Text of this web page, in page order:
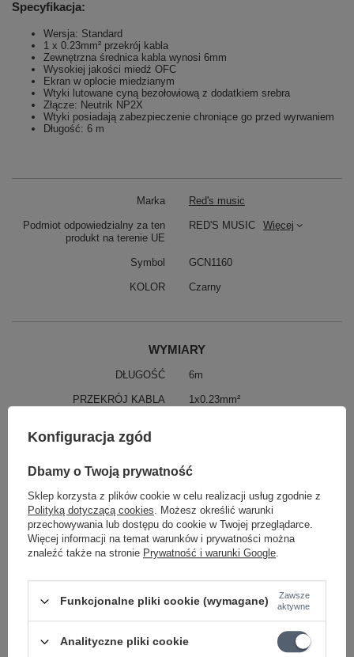
Specyfikacja:
Wersja: Standard
1 x 0.23mm² przekrój kabla
Zewnętrzna średnica kabla wynosi 6mm
Wysokiej jakości miedź OFC
Ekran w oplocie miedzianym
Wtyki lutowane cyną bezołowiową z dodatkiem srebra
Złącze: Neutrik NP2X
Wtyki posiadają zabezpieczenie chroniące go przed wyrwaniem
Długość: 6 m
Marka Red's music
Podmiot odpowiedzialny za ten
produkt na terenie UE
RED'S MUSIC Więcej
Symbol GCN1160
KOLOR Czarny
WYMIARY
DŁUGOŚĆ 6m
PRZEKRÓJ KABLA 1x0.23mm²
Parametry bezpieczeństwa Parametry bezpieczeństwa
Może potrzebujesz tego do gitary
Dunlop 6554 Lemon Oil Fretboard Preparat do
czyszczenia i konserwacji podstrunnicy
Najniższa cena z 30 dni przed obniżką: -3%
Konfiguracja zgód
Dbamy o Twoją prywatność
Sklep korzysta z plików cookie w celu realizacji usług zgodnie z
Polityką dotyczącą cookies. Możesz określić warunki
przechowywania lub dostępu do cookie w Twojej przeglądarce.
Więcej informacji na temat warunków i prywatności można
znaleźć także na stronie Prywatność i warunki Google.
Funkcjonalne pliki cookie (wymagane)
Zawsze
aktywne
Analityczne pliki cookie